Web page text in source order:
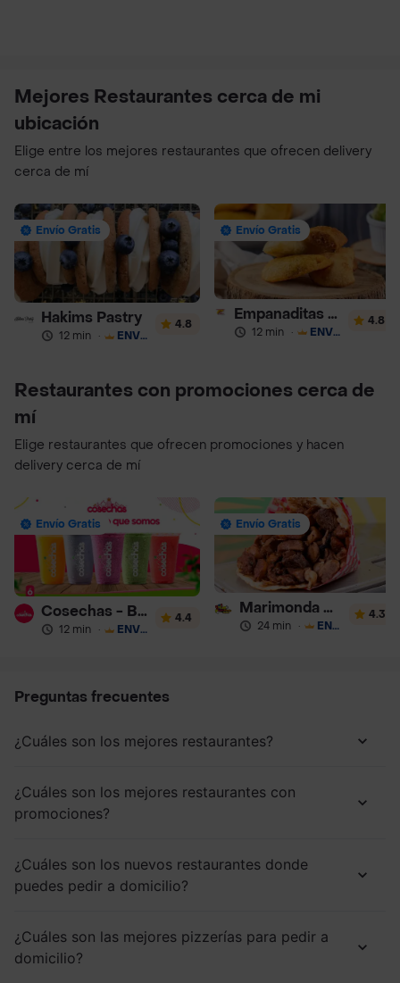
Mejores Restaurantes cerca de mi
ubicación
Elige entre los mejores restaurantes que ofrecen delivery
cerca de mí
Envío Gratis
Hakims Pastry
12 min · ENVÍO GRATIS
4.8
Envío Gratis
Empanaditas de Pipian - Empanadas
12 min · ENVÍO GRATIS
4.8
Restaurantes con promociones cerca de
mí
Elige restaurantes que ofrecen promociones y hacen
delivery cerca de mí
Envío Gratis
Cosechas - Batidos
12 min · ENVÍO GRATIS
4.4
Envío Gratis
Marimonda del Mono
24 min · ENVÍO GRATIS
4.3
Preguntas frecuentes
¿Cuáles son los mejores restaurantes?
¿Cuáles son los mejores restaurantes con
promociones?
¿Cuáles son los nuevos restaurantes donde
puedes pedir a domicilio?
¿Cuáles son las mejores pizzerías para pedir a
domicilio?